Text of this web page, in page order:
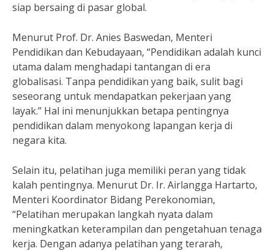
siap bersaing di pasar global.
Menurut Prof. Dr. Anies Baswedan, Menteri
Pendidikan dan Kebudayaan, “Pendidikan adalah kunci
utama dalam menghadapi tantangan di era
globalisasi. Tanpa pendidikan yang baik, sulit bagi
seseorang untuk mendapatkan pekerjaan yang
layak.” Hal ini menunjukkan betapa pentingnya
pendidikan dalam menyokong lapangan kerja di
negara kita.
Selain itu, pelatihan juga memiliki peran yang tidak
kalah pentingnya. Menurut Dr. Ir. Airlangga Hartarto,
Menteri Koordinator Bidang Perekonomian,
“Pelatihan merupakan langkah nyata dalam
meningkatkan keterampilan dan pengetahuan tenaga
kerja. Dengan adanya pelatihan yang terarah,